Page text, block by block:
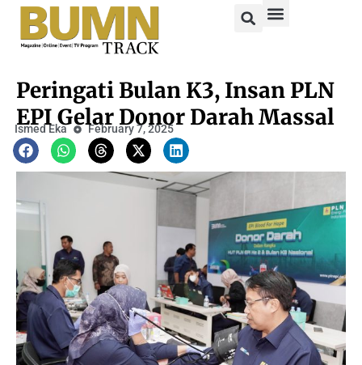
Peringati Bulan K3, Insan PLN
EPI Gelar Donor Darah Massal
Ismed Eka February 7, 2025